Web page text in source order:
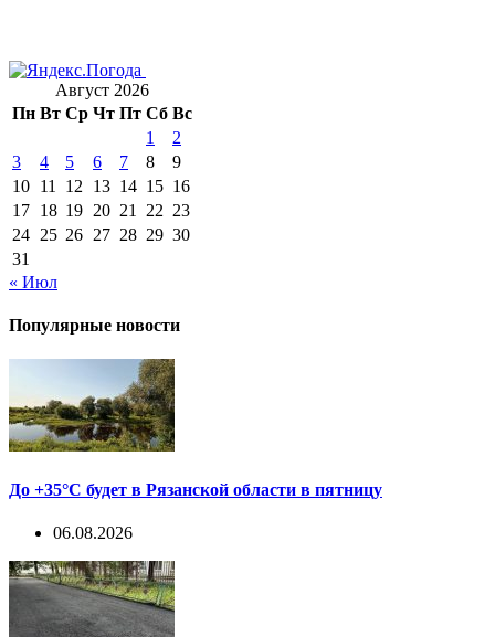
Август 2026
Пн Вт Ср Чт Пт Сб Вс
1
2
3
4 5 6 7 8
9
10 11 12 13 14 15 16
17 18 19 20 21 22 23
24 25 26 27 28 29 30
31
« Июл
Популярные новости
До +35°С будет в Рязанской области в пятницу
06.08.2026